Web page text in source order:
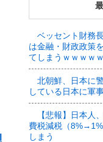
ベッセント財務
は金融・財政政策
てしまうｗｗｗｗｗ
北朝鮮、日本に
している日本に軍
【悲報】日本人
費税減税（
しまう